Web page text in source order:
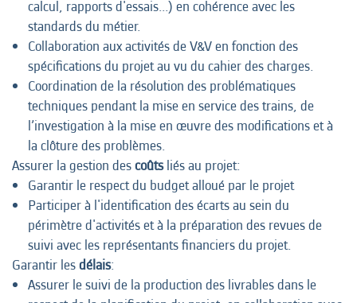
calcul, rapports d'essais...) en cohérence avec les
standards du métier.
Collaboration aux activités de V&V en fonction des
spécifications du projet au vu du cahier des charges.
Coordination de la résolution des problématiques
techniques pendant la mise en service des trains, de
l’investigation à la mise en œuvre des modifications et à
la clôture des problèmes.
Assurer la gestion descoûtsliés au projet:
Garantir le respect du budget alloué par le projet
Participer à l'identification des écarts au sein du
périmètre d'activités et à la préparation des revues de
suivi avec les représentants financiers du projet.
Garantir lesdélais:
Assurer le suivi de la production des livrables dans le